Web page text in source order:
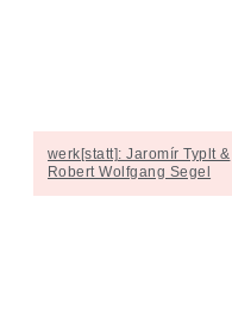
werk[statt]:
werk[statt]: Jaromír Typlt &
Robert Wolfgang Segel